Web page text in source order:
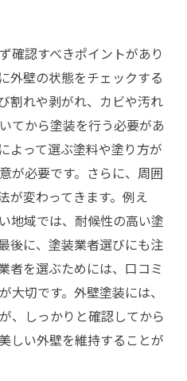
確認すべきポイントがあり
外壁の状態をチェックする
割れや剥がれ、カビや汚れ
てから塗装を行う必要があ
よって選ぶ塗料や塗り方が
が必要です。さらに、周囲
が変わってきます。例え
地域では、耐候性の高い塗
後に、塗装業者選びにも注
者を選ぶためには、口コミ
大切です。外壁塗装には、
、しっかりと確認してから
しい外壁を維持することが